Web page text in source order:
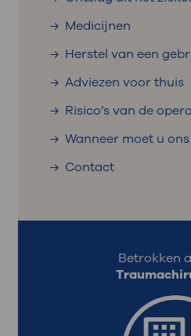
Medicijnen
Herstel van een
Adviezen voor thuis
Risico’s van de
Wanneer moet u
Contact
Betrokken